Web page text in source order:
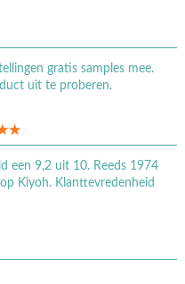
gratis samples mee.
uit te proberen.
een 9,2 uit 10. Reeds 1974
Kiyoh. Klanttevredenheid